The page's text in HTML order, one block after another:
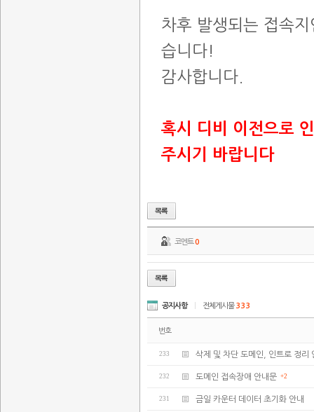
차후 발생되는 접속
습니다!
감사합니다.
혹시 디비 이전으로
주시기 바랍니다
코멘트0
공지사항 전체게시물333
번호
233 삭제 및 차단 도메인, 인트로 정리
232 도메인 접속장애 안내문 +2
231 금일 카운터 데이터 초기화 안내